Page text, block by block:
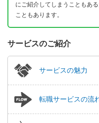
にご紹介してしまうこともあ
こともあります。
サービスのご紹介
サービスの魅力
転職サービスの流